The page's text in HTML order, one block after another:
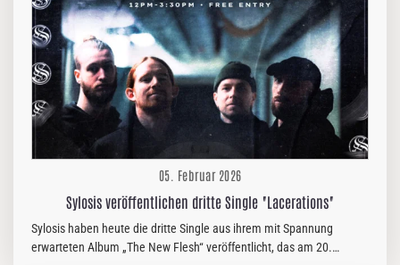
Thomas Strater…
05. Februar 2026
Sylosis veröffentlichen dritte Single "Lacerations"
Sylosis haben heute die dritte Single aus ihrem mit Spannung
erwarteten Album „The New Flesh“ veröffentlicht, das am 20.